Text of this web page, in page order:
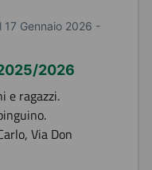
17 Gennaio 2026 -
2026
e ragazzi.
Via Don